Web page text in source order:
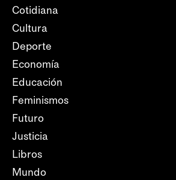
Cotidiana
Cultura
Deporte
Economía
Educación
Feminismos
Futuro
Justicia
Libros
Mundo